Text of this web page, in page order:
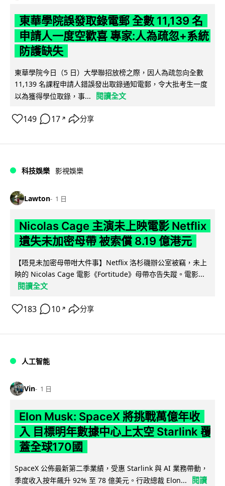
東華學院誤發取錄電郵 全數 11,139 名
申請人一度空歡喜 專家:人為疏忽+系統
防護缺失
東華學院今日（5 日）大學聯招放榜之際，因人為疏忽向全數
11,139 名課程申請人錯誤發出取錄通知電郵，令大批考生一度
以為獲得學位取錄，事...
閱讀全文
149 17 ↗ 分享
科技娛樂 影視娛樂
Lawton 1 日
Nicolas Cage 主演未上映電影 Netflix
遺失未加密母帶 被索償 8.19 億港元
【唔見未加密母帶咁大件事】Netflix 洛杉磯辦公室被竊，未上
映的 Nicolas Cage 電影《Fortitude》母帶亦告失蹤。電影...
閱讀全文
183 10 ↗ 分享
人工智能
Vin 1 日
Elon Musk: SpaceX 將挑戰萬億年收
入 目標明年數據中心上太空 Starlink 覆
蓋全球170國
SpaceX 公佈最新第二季業績，受惠 Starlink 與 AI 業務帶動，
季度收入按年飆升 92% 至 78 億美元。行政總裁 Elon...
閱讀